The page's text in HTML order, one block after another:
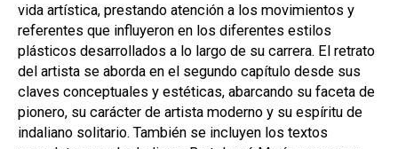
vida artística, prestando atención a los movimientos y
referentes que influyeron en los diferentes estilos
plásticos desarrollados a lo largo de su carrera. El retrato
del artista se aborda en el segundo capítulo desde sus
claves conceptuales y estéticas, abarcando su faceta de
pionero, su carácter de artista moderno y su espíritu de
indaliano solitario. También se incluyen los textos